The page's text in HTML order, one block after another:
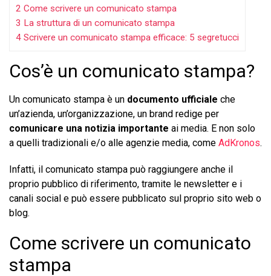
2 Come scrivere un comunicato stampa
3 La struttura di un comunicato stampa
4 Scrivere un comunicato stampa efficace: 5 segretucci
Cos’è un comunicato stampa?
Un comunicato stampa è un documento ufficiale che
un’azienda, un’organizzazione, un brand redige per
comunicare una notizia importante ai media. E non solo
a quelli tradizionali e/o alle agenzie media, come AdKronos.
Infatti, il comunicato stampa può raggiungere anche il
proprio pubblico di riferimento, tramite le newsletter e i
canali social e può essere pubblicato sul proprio sito web o
blog.
Come scrivere un comunicato
stampa